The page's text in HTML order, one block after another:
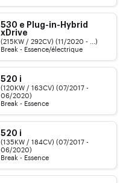
530 e Plug-in-Hybrid
xDrive
(215KW / 292CV) (11/2020 - ...)
Break - Essence/électrique
520 i
(120KW / 163CV) (07/2017 -
06/2020)
Break - Essence
520 i
(135KW / 184CV) (07/2017 -
06/2020)
Break - Essence